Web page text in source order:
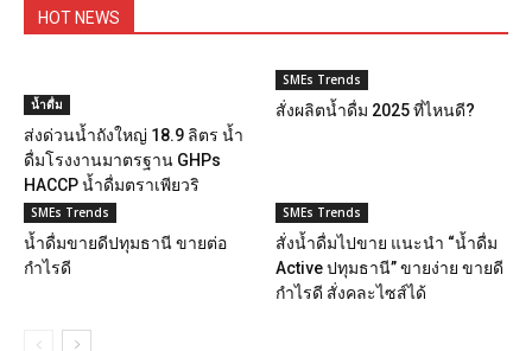
HOT NEWS
น้ำดื่ม
ส่งด่วนน้ำถังใหญ่ 18.9 ลิตร น้ำ
ดื่มโรงงานมาตรฐาน GHPs
HACCP น้ำดื่มตราเพียวริ
SMEs Trends
สั่งผลิตน้ำดื่ม 2025 ที่ไหนดี?
SMEs Trends
น้ำดื่มขายดีปทุมธานี ขายต่อ
กำไรดี
SMEs Trends
สั่งน้ำดื่มไปขาย แนะนำ “น้ำดื่ม
Active ปทุมธานี” ขายง่าย ขายดี
กำไรดี สั่งคละไซส์ได้